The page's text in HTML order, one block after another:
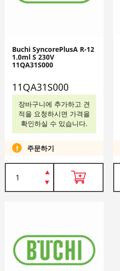
Buchi SyncorePlusA R-12
1.0ml S 230V
11QA31S000
11QA31S000
장바구니에 추가하고 견
적을 요청하시면 가격을
확인하실 수 있습니다.
주문하기